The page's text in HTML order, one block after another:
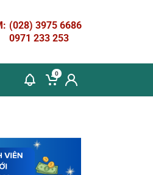
(028) 3975 6686
0971 233 253
0